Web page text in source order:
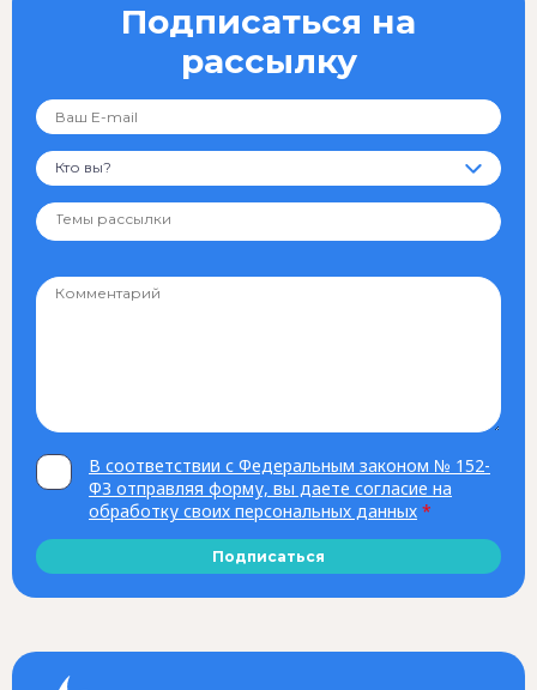
Подписаться на
рассылку
Кто вы?
В соответствии с Федеральным законом № 152-
ФЗ отправляя форму, вы даете согласие на
обработку своих персональных данных *
Подписаться